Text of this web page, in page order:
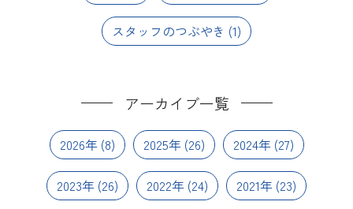
スタッフのつぶやき (1)
アーカイブ一覧
2026年(8) 2025年(26) 2024年(27)
2023年 (26) 2022年 (24) 2021年 (23)